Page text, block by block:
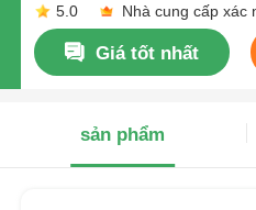
5.0
Nhà cung cấp xác
Giá tốt nhất
sản phẩm